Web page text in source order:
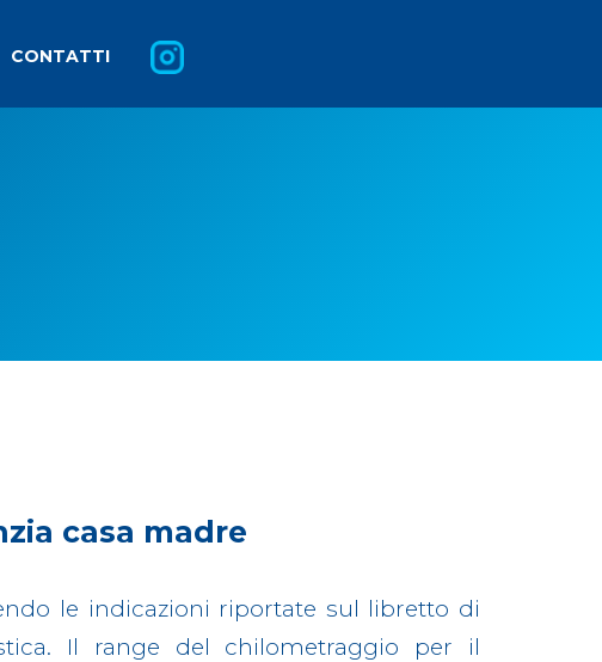
CONTATTI
casa madre
le indicazioni riportate sul libretto di
Il range del chilometraggio per il